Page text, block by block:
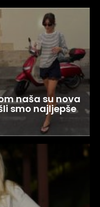
naša su nova
smo najljepše